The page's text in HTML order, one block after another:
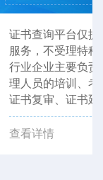
证书查询平台仅
服务，不受理特
行业企业主要负
理人员的培训、
证书复审、证书
以联系当地有资
如：湖北省思特
查看详情